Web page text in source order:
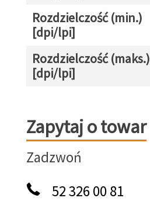
Rozdzielczość (min.)
[dpi/lpi]
Rozdzielczość (maks.)
[dpi/lpi]
Zapytaj o towar
Zapytaj o towar
Zadzwoń
52 326 00 81